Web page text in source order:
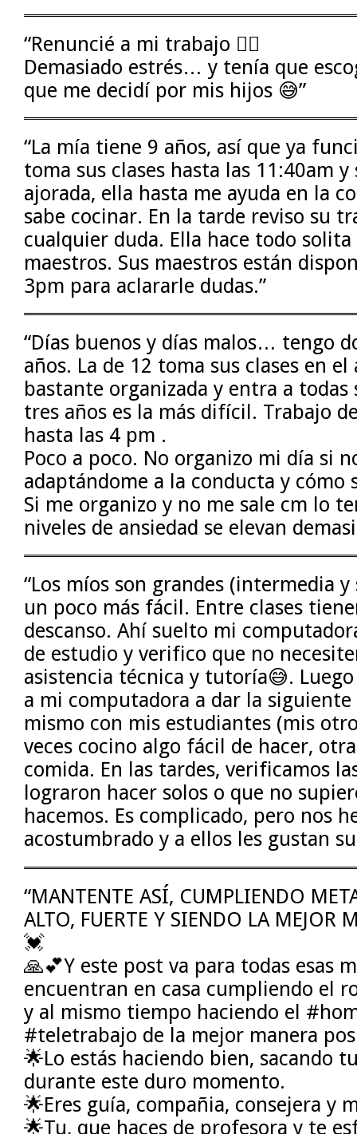
“Renuncié a mi trabajo 🤷‍♀️
Demasiado estrés… y tenía que
que me decidí por mis hijos 😅”
“La mía tiene 9 años, así que ya
toma sus clases hasta las 11:40am
ajorada, ella hasta me ayuda en la
sabe cocinar. En la tarde reviso su
cualquier duda. Ella hace todo solita
maestros. Sus maestros están
3pm para aclararle dudas.”
“Días buenos y días malos… tengo
años. La de 12 toma sus clases en el
bastante organizada y entra a todas
tres años es la más difícil. Trabajo
hasta las 4 pm .
Poco a poco. No organizo mi día si
adaptándome a la conducta y cómo
Si me organizo y no me sale cm lo
niveles de ansiedad se elevan
“Los míos son grandes (intermedia
un poco más fácil. Entre clases
descanso. Ahí suelto mi
de estudio y verifico que no
asistencia técnica y tutoría😅.
a mi computadora a dar la siguiente
mismo con mis estudiantes (mis
veces cocino algo fácil de hacer,
comida. En las tardes, verificamos
lograron hacer solos o que no
hacemos. Es complicado, pero nos
acostumbrado y a ellos les gustan
“MANTENTE ASÍ, CUMPLIENDO
ALTO, FUERTE Y SIENDO LA MEJOR
💓
🙏💕Y este post va para todas esas
encuentran en casa cumpliendo el
y al mismo tiempo haciendo el
#teletrabajo de la mejor manera
🌟Lo estás haciendo bien, sacando
durante este duro momento.
🌟Eres guía, compañia, consejera y
🌟Tu, que haces de profesora y te